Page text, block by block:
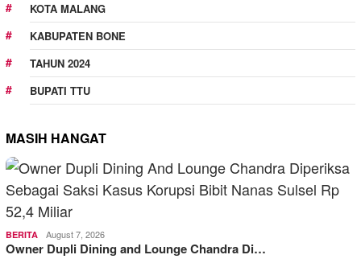
KOTA MALANG
KABUPATEN BONE
TAHUN 2024
BUPATI TTU
MASIH HANGAT
BERITA August 7, 2026
Owner Dupli Dining and Lounge Chandra Di…